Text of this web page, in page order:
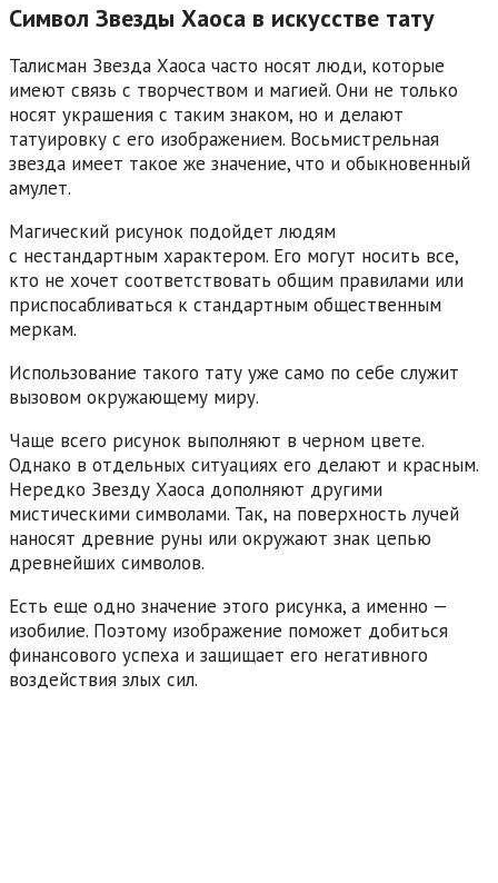
Символ Звезды Хаоса в искусстве тату
Талисман Звезда Хаоса часто носят люди, которые
имеют связь с творчеством и магией. Они не только
носят украшения с таким знаком, но и делают
татуировку с его изображением. Восьмистрельная
звезда имеет такое же значение, что и обыкновенный
амулет.
Магический рисунок подойдет людям
с нестандартным характером. Его могут носить все,
кто не хочет соответствовать общим правилами или
приспосабливаться к стандартным общественным
меркам.
Использование такого тату уже само по себе служит
вызовом окружающему миру.
Чаще всего рисунок выполняют в черном цвете.
Однако в отдельных ситуациях его делают и красным.
Нередко Звезду Хаоса дополняют другими
мистическими символами. Так, на поверхность лучей
наносят древние руны или окружают знак цепью
древнейших символов.
Есть еще одно значение этого рисунка, а именно —
изобилие. Поэтому изображение поможет добиться
финансового успеха и защищает его негативного
воздействия злых сил.